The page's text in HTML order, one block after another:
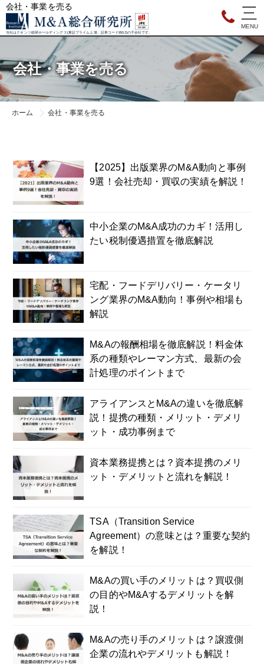
会社・事業を売る
当社はクオンツ総研ホールディングス(東証プライム上場、証券コード9552)の子会社です。
会社・事業を売る
ホーム 会社・事業を売る
【2025】出版業界のM&A動向と事例
9選！会社売却・買収の実績を解説！
中小企業のM&A成功のカギ！活用し
たい税制優遇措置を徹底解説
宅配・フードデリバリー・ケータリ
ング業界のM&A動向！事例や相場も
解説
M&Aの報酬相場を徹底解説！料金体
系の種類やレーマン方式、最新の会
計処理のポイントまで
アライアンスとM&Aの違いを徹底解
説！提携の種類・メリット・デメリ
ット・成功事例まで
資本業務提携とは？資本提携のメリ
ット・デメリットと流れを解説！
TSA（Transition Service
Agreement）の意味とは？重要な契約
を解説！
M&Aの買い手のメリットは？買収側
の目的やM&Aするデメリットを解
説！
M&Aの売り手のメリットは？譲渡側
企業の流れやデメリットも解説！